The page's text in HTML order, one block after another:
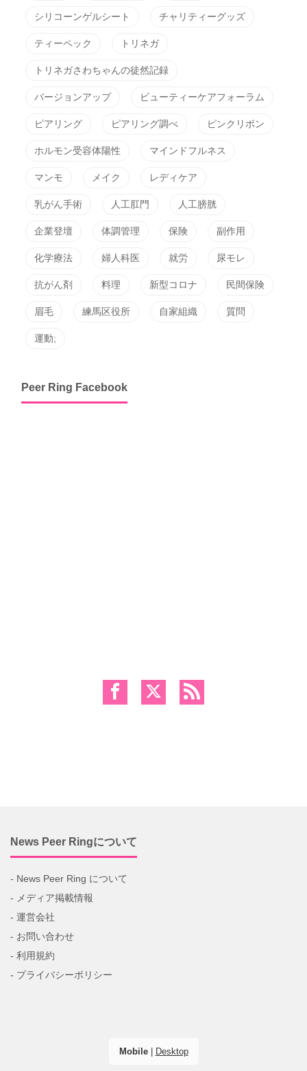
シリコーンゲルシート チャリティーグッズ
ティーペック トリネガ
トリネガさわちゃんの徒然記録
バージョンアップ ビューティーケアフォーラム
ピアリング ピアリング調べ ピンクリボン
ホルモン受容体陽性 マインドフルネス
マンモ メイク レディケア
乳がん手術 人工肛門 人工膀胱
企業登壇 体調管理 保険 副作用
化学療法 婦人科医 就労 尿モレ
抗がん剤 料理 新型コロナ 民間保険
眉毛 練馬区役所 自家組織 質問
運動;
Peer Ring Facebook
News Peer Ringについて
- News Peer Ring について
- メディア掲載情報
- 運営会社
- お問い合わせ
- 利用規約
- プライバシーポリシー
Mobile| Desktop